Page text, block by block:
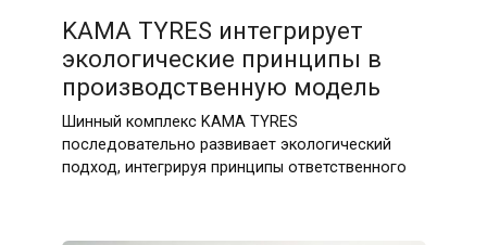
KAMA TYRES интегрирует
экологические принципы в
производственную модель
Шинный комплекс KAMA TYRES
последовательно развивает экологический
подход, интегрируя принципы ответственного